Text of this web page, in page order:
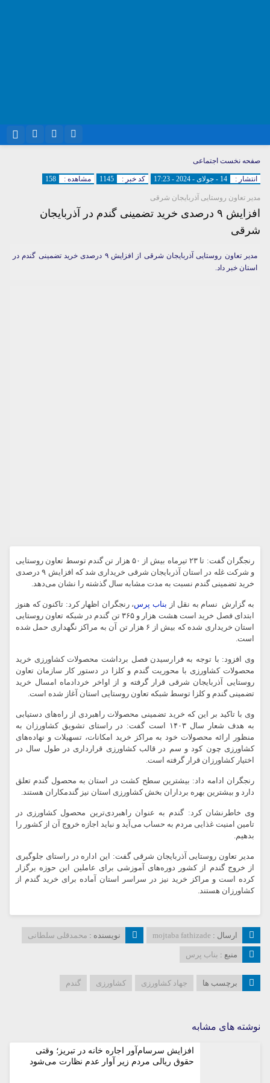
اینستاگرام
سروش ایتا
رمز عبور
مرا به خاطر بسپار
صفحه نخست اجتماعی
انتشار : 14 - جولای - 2024 - 17:23 کد خبر : 1145 مشاهده : 158
مدیر تعاون روستایی آذربایجان شرقی
افزایش ۹ درصدی خرید تضمینی گندم در آذربایجان
شرقی
مدیر تعاون روستایی آذربایجان شرقی از افزایش ۹ درصدی خرید تضمینی گندم در
استان خبر داد.
رنجگران گفت: تا ۲۳ تیرماه بیش از ۵۰ هزار تن گندم توسط تعاون روستایی
و شرکت غله در استان آذربایجان شرقی خریداری شد که افزایش ۹ درصدی
خرید تضمینی گندم نسبت به مدت مشابه سال گذشته را نشان می‌دهد.
به گزارش نسام به نقل از بناب پرس، رنجگران اظهار کرد: تاکنون که هنوز
ابتدای فصل خرید است هشت هزار و ۳۶۵ تن گندم در شبکه تعاون روستایی
استان خریداری شده که بیش از ۶ هزار تن آن به مراکز نگهداری حمل شده
است.
وی افزود: با توجه به فرارسیدن فصل برداشت محصولات کشاورزی خرید
محصولات کشاورزی با محوریت گندم و کلزا در دستور کار سازمان تعاون
روستایی آذربایجان شرقی قرار گرفته و از اواخر خردادماه امسال خرید
تضمینی گندم و کلزا توسط شبکه تعاون روستایی استان آغاز شده است.
وی با تاکید بر این‌ که خرید تضمینی محصولات راهبردی از راه‌های دستیابی
به هدف شعار سال ۱۴۰۳ است گفت: در راستای تشویق کشاورزان به
منظور ارائه محصولات خود به مراکز خرید امکانات، تسهیلات و نهاده‌های
کشاورزی چون کود و سم در قالب کشاورزی قرارداری در طول سال در
اختیار کشاورزان قرار گرفته است.
رنجگران ادامه داد: بیشترین سطح کشت در استان به محصول گندم تعلق
دارد و بیشترین بهره برداران بخش کشاورزی استان نیز گندمکاران هستند.
وی خاطرنشان کرد: گندم به عنوان راهبردی‌ترین محصول کشاورزی در
تامین امنیت غذایی مردم به حساب می‌آید و نباید اجازه خروج آن از کشور را
بدهیم.
مدیر تعاون روستایی آذربایجان شرقی گفت: این اداره در راستای جلوگیری
از خروج گندم از کشور دوره‌های آموزشی برای عاملین این حوزه برگزار
کرده است و مراکز خرید نیز در سراسر استان آماده برای خرید گندم از
کشاورزان هستند.
ارسال : mojtaba fathizade نویسنده : محمدقلی سلطانی
منبع : بناب پرس
برچسب ها جهاد کشاورزی کشاورزی گندم
نوشته های مشابه
افزایش سرسام‌آور اجاره خانه در تبریز؛ وقتی
حقوق ریالی مردم زیر آوار عدم نظارت می‌شود